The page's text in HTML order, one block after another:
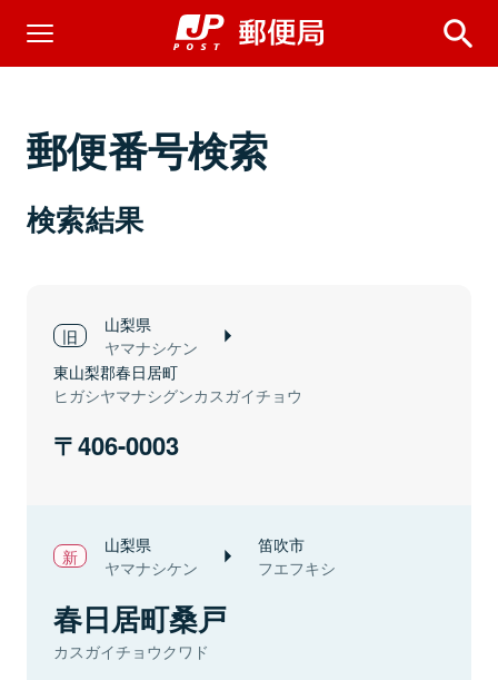
郵便番号検索
検索結果
山梨県
ヤマナシケン
東山梨郡春日居町
ヒガシヤマナシグンカスガイチョウ
406-0003
山梨県
ヤマナシケン
笛吹市
フエフキシ
春日居町桑戸
カスガイチョウクワド